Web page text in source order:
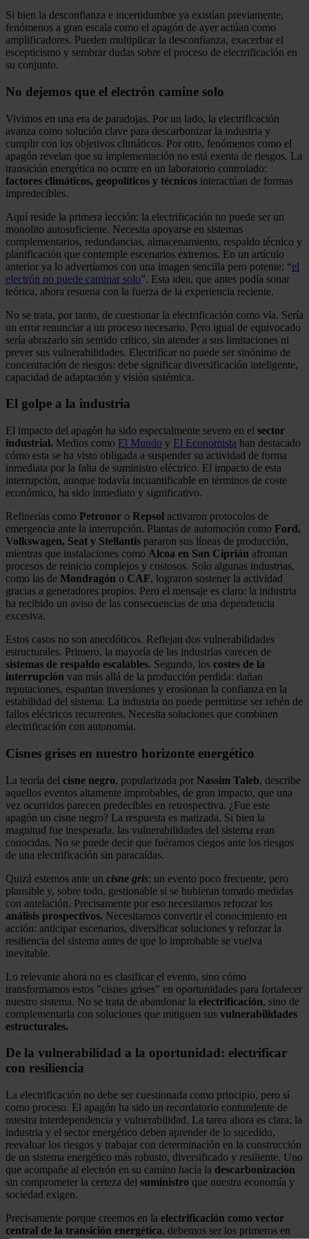
Si bien la desconfianza e incertidumbre ya existían previamente,
fenómenos a gran escala como el apagón de ayer actúan como
amplificadores. Pueden multiplicar la desconfianza, exacerbar el
escepticismo y sembrar dudas sobre el proceso de electrificación en
su conjunto.
No dejemos que el electrón camine solo
Vivimos en una era de paradojas. Por un lado, la electrificación
avanza como solución clave para descarbonizar la industria y
cumplir con los objetivos climáticos. Por otro, fenómenos como el
apagón revelan que su implementación no está exenta de riesgos. La
transición energética no ocurre en un laboratorio controlado:
factores climáticos, geopolíticos y técnicos interactúan de formas
impredecibles.
Aquí reside la primera lección: la electrificación no puede ser un
monolito autosuficiente. Necesita apoyarse en sistemas
complementarios, redundancias, almacenamiento, respaldo técnico y
planificación que contemple escenarios extremos. En un artículo
anterior ya lo advertíamos con una imagen sencilla pero potente: “el
electrón no puede caminar solo”. Esta idea, que antes podía sonar
teórica, ahora resuena con la fuerza de la experiencia reciente.
No se trata, por tanto, de cuestionar la electrificación como vía. Sería
un error renunciar a un proceso necesario. Pero igual de equivocado
sería abrazarlo sin sentido crítico, sin atender a sus limitaciones ni
prever sus vulnerabilidades. Electrificar no puede ser sinónimo de
concentración de riesgos: debe significar diversificación inteligente,
capacidad de adaptación y visión sistémica.
El golpe a la industria
El impacto del apagón ha sido especialmente severo en el sector
industrial. Medios como El Mundo y El Economista han destacado
cómo esta se ha visto obligada a suspender su actividad de forma
inmediata por la falta de suministro eléctrico. El impacto de esta
interrupción, aunque todavía incuantificable en términos de coste
económico, ha sido inmediato y significativo.
Refinerías como Petronor o Repsol activaron protocolos de
emergencia ante la interrupción. Plantas de automoción como Ford,
Volkswagen, Seat y Stellantis pararon sus líneas de producción,
mientras que instalaciones como Alcoa en San Ciprián afrontan
procesos de reinicio complejos y costosos. Solo algunas industrias,
como las de Mondragón o CAF, lograron sostener la actividad
gracias a generadores propios. Pero el mensaje es claro: la industria
ha recibido un aviso de las consecuencias de una dependencia
excesiva.
Estos casos no son anecdóticos. Reflejan dos vulnerabilidades
estructurales. Primero, la mayoría de las industrias carecen de
sistemas de respaldo escalables. Segundo, los costes de la
interrupción van más allá de la producción perdida: dañan
reputaciones, espantan inversiones y erosionan la confianza en la
estabilidad del sistema. La industria no puede permitirse ser rehén de
fallos eléctricos recurrentes. Necesita soluciones que combinen
electrificación con autonomía.
Cisnes grises en nuestro horizonte energético
La teoría del cisne negro, popularizada por Nassim Taleb, describe
aquellos eventos altamente improbables, de gran impacto, que una
vez ocurridos parecen predecibles en retrospectiva. ¿Fue este
apagón un cisne negro? La respuesta es matizada. Si bien la
magnitud fue inesperada, las vulnerabilidades del sistema eran
conocidas. No se puede decir que fuéramos ciegos ante los riesgos
de una electrificación sin paracaídas.
Quizá estemos ante un cisne gris: un evento poco frecuente, pero
plausible y, sobre todo, gestionable si se hubieran tomado medidas
con antelación. Precisamente por eso necesitamos reforzar los
análisis prospectivos. Necesitamos convertir el conocimiento en
acción: anticipar escenarios, diversificar soluciones y reforzar la
resiliencia del sistema antes de que lo improbable se vuelva
inevitable.
Lo relevante ahora no es clasificar el evento, sino cómo
transformamos estos "cisnes grises" en oportunidades para fortalecer
nuestro sistema. No se trata de abandonar la electrificación, sino de
complementarla con soluciones que mitiguen sus vulnerabilidades
estructurales.
De la vulnerabilidad a la oportunidad: electrificar
con resiliencia
La electrificación no debe ser cuestionada como principio, pero sí
como proceso. El apagón ha sido un recordatorio contundente de
nuestra interdependencia y vulnerabilidad. La tarea ahora es clara: la
industria y el sector energético deben aprender de lo sucedido,
reevaluar los riesgos y trabajar con determinación en la construcción
de un sistema energético más robusto, diversificado y resiliente. Uno
que acompañe al electrón en su camino hacia la descarbonización
sin comprometer la certeza del suministro que nuestra economía y
sociedad exigen.
Precisamente porque creemos en la electrificación como vector
central de la transición energética, debemos ser los primeros en